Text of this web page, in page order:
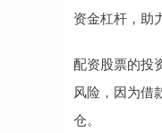
资金杠杆，助
配资股票的投
风险，因为借
仓。